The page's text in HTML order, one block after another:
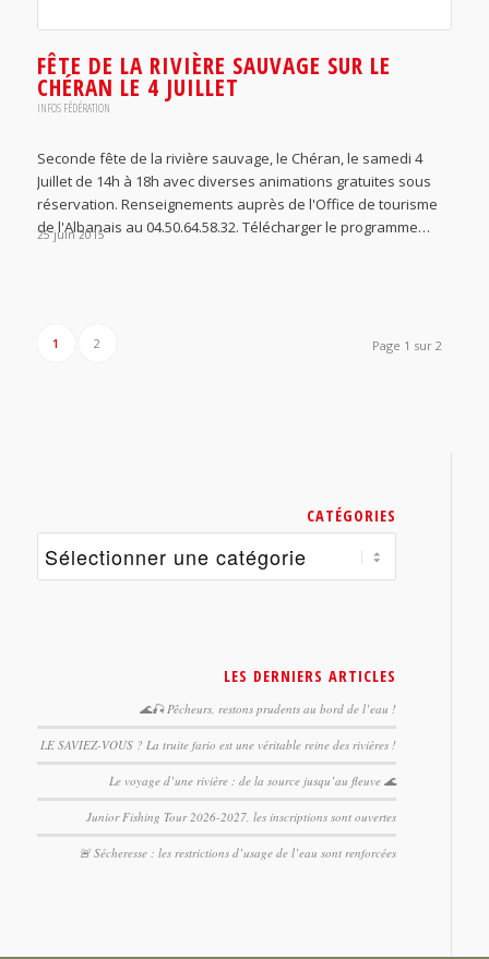
FÊTE DE LA RIVIÈRE SAUVAGE SUR LE
CHÉRAN LE 4 JUILLET
INFOS FÉDÉRATION
Seconde fête de la rivière sauvage, le Chéran, le samedi 4
Juillet de 14h à 18h avec diverses animations gratuites sous
réservation. Renseignements auprès de l'Office de tourisme
de l'Albanais au 04.50.64.58.32. Télécharger le programme…
25 juin 2015
Page 1 sur 2
1 2
CATÉGORIES
LES DERNIERS ARTICLES
🌊🎣 Pêcheurs, restons prudents au bord de l’eau !
LE SAVIEZ-VOUS ? La truite fario est une véritable reine des rivières !
Le voyage d’une rivière : de la source jusqu’au fleuve 🌊
Junior Fishing Tour 2026-2027, les inscriptions sont ouvertes
🚨 Sécheresse : les restrictions d’usage de l’eau sont renforcées